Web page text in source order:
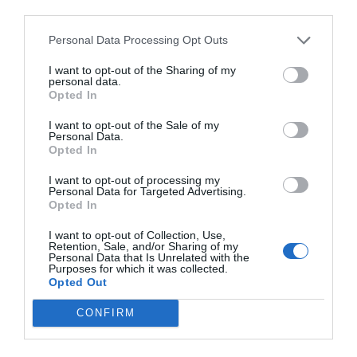
Personal Data Processing Opt Outs
I want to opt-out of the Sharing of my
personal data.
Opted In
I want to opt-out of the Sale of my
Personal Data.
Opted In
I want to opt-out of processing my
Personal Data for Targeted Advertising.
Opted In
I want to opt-out of Collection, Use,
Retention, Sale, and/or Sharing of my
Personal Data that Is Unrelated with the
Purposes for which it was collected.
Opted Out
CONFIRM
El núcleo del requerimiento se basa en una idea clara:
existe una
infraestructura gasista, lo que obligaría a evaluarlas
de manera conjunta. Según el escrito, la propia
Administración autonómica reconoce que la
instalación de inyección tiene como única finalidad
tratar el gas generado por una planta concreta. Esto, a